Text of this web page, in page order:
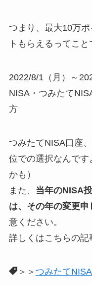
つまり、最大10万
トもらえるってこと
2022/8/1（月）～
NISA・つみたて
方
つみたてNISA口座
位での選択なんです
かも）
また、 当年のNISA
は、その年の変更
意ください。
詳しくはこちらの記
＞＞ つみたて